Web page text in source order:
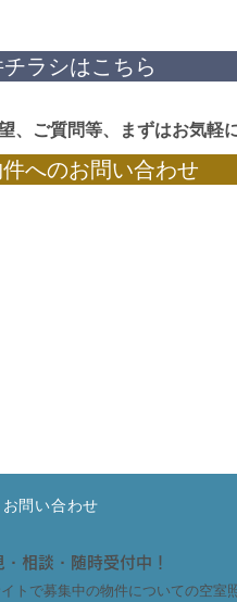
ラシはこちら
、ご質問等、まずはお気軽
へのお問い合わせ
お問い合わせ
・相談・随時受付中！
トで募集中の物件についての空室